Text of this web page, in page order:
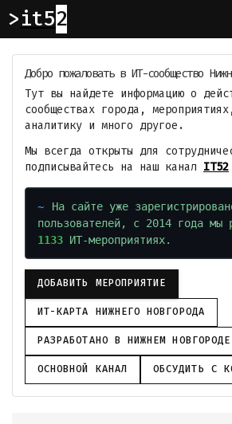
it52
Добро пожаловать в ИТ-сообщество
Тут вы найдете информацию о
сообществах города,
аналитику и много другое.
Мы всегда открыты для
подписывайтесь на наш канал IT52
На сайте уже
пользователей, с 2014 года мы
1133 ИТ-мероприятиях.
ДОБАВИТЬ МЕРОПРИЯТИЕ
ИТ-КАРТА НИЖНЕГО НОВГОРОДА
РАЗРАБОТАНО В НИЖНЕМ НОВГОРОДЕ
ОСНОВНОЙ КАНАЛ ОБСУДИТЬ С